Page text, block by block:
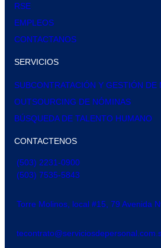
RSE
EMPLEOS
CONTACTANOS
SERVICIOS
SUBCONTRATACIÓN Y GESTIÓN DE
OUTSOURCING DE NÓMINAS
BÚSQUEDA DE TALENTO HUMANO
CONTACTENOS
(503) 2231-0900
(503) 7535-5843
Torre Molinos, local #15, 79 Avenida